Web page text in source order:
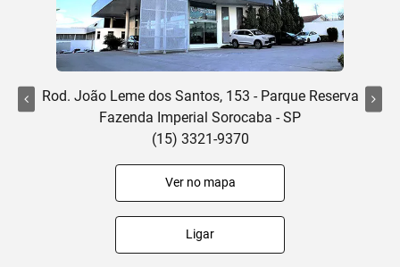
Rod. João Leme dos Santos, 153 - Parque Reserva
Fazenda Imperial Sorocaba - SP
(15) 3321-9370
Ver no mapa
Ligar